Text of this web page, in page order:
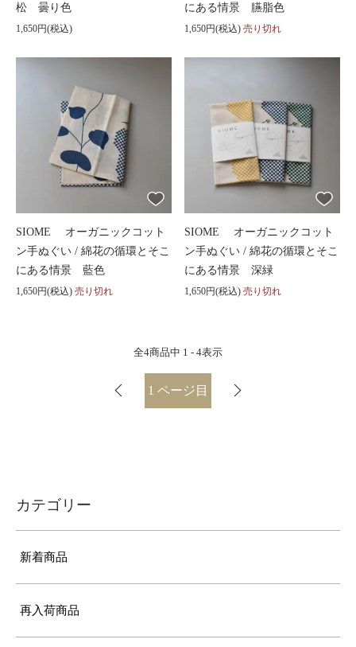
松 曇り色
1,650円(税込)
にある情景 臙脂色
1,650円(税込) 売り切れ
SIOME オーガニックコット
ン手ぬぐい / 綿花の循環とそこ
にある情景 藍色
1,650円(税込) 売り切れ
SIOME オーガニックコット
ン手ぬぐい / 綿花の循環とそこ
にある情景 深緑
1,650円(税込) 売り切れ
全4商品中 1 - 4表示
1 ページ目
カテゴリー
新着商品
再入荷商品